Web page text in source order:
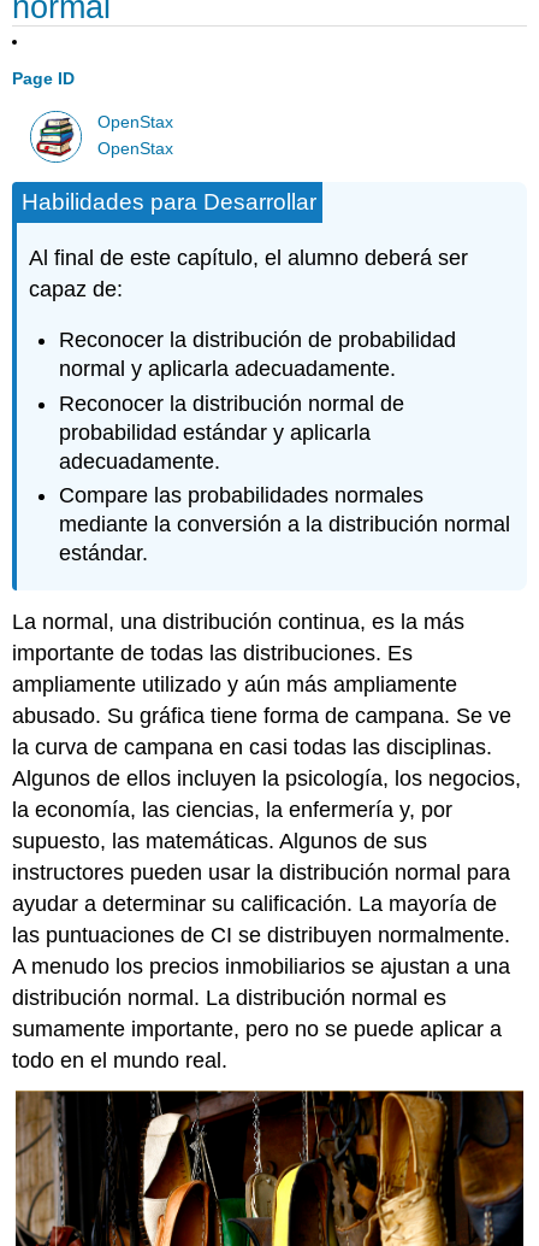
Page ID
OpenStax
OpenStax
Habilidades para Desarrollar
Al final de este capítulo, el alumno deberá ser
capaz de:
Reconocer la distribución de probabilidad
normal y aplicarla adecuadamente.
Reconocer la distribución normal de
probabilidad estándar y aplicarla
adecuadamente.
Compare las probabilidades normales
mediante la conversión a la distribución normal
estándar.
La normal, una distribución continua, es la más
importante de todas las distribuciones. Es
ampliamente utilizado y aún más ampliamente
abusado. Su gráfica tiene forma de campana. Se ve
la curva de campana en casi todas las disciplinas.
Algunos de ellos incluyen la psicología, los negocios,
la economía, las ciencias, la enfermería y, por
supuesto, las matemáticas. Algunos de sus
instructores pueden usar la distribución normal para
ayudar a determinar su calificación. La mayoría de
las puntuaciones de CI se distribuyen normalmente.
A menudo los precios inmobiliarios se ajustan a una
distribución normal. La distribución normal es
sumamente importante, pero no se puede aplicar a
todo en el mundo real.